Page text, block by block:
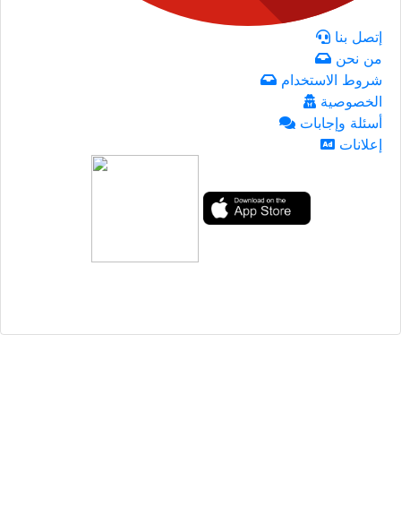
إتصل بنا
من نحن
شروط الاستخدام
الخصوصية
أسئلة وإجابات
إعلانات